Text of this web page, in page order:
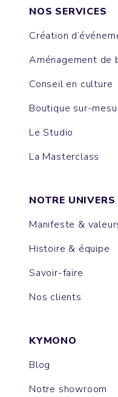
NOS SERVICES
Création
Aménagement de
Conseil en culture
Boutique sur-
Le Studio
La Masterclass
NOTRE UNIVERS
Manifeste &
Histoire & équipe
Savoir-faire
Nos clients
KYMONO
Blog
Notre showroom